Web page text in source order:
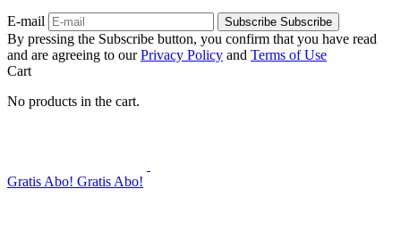
E-mail Subscribe Subscribe
By pressing the Subscribe button, you confirm that you have read
and are agreeing to ourPrivacy Policy and Terms of Use
Cart
No products in the cart.
Gratis Abo! Gratis Abo!